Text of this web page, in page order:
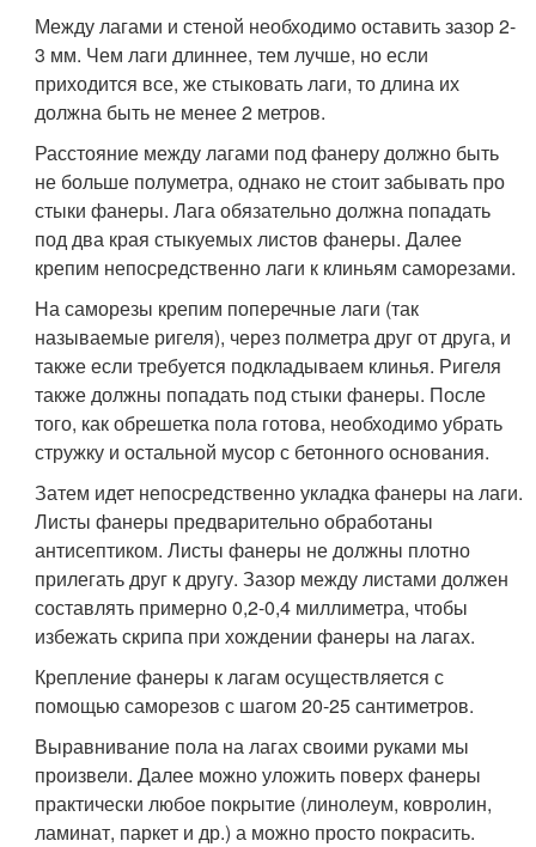
Между лагами и стеной необходимо оставить зазор 2-
3 мм. Чем лаги длиннее, тем лучше, но если
приходится все, же стыковать лаги, то длина их
должна быть не менее 2 метров.
Расстояние между лагами под фанеру должно быть
не больше полуметра, однако не стоит забывать про
стыки фанеры. Лага обязательно должна попадать
под два края стыкуемых листов фанеры. Далее
крепим непосредственно лаги к клиньям саморезами.
На саморезы крепим поперечные лаги (так
называемые ригеля), через полметра друг от друга, и
также если требуется подкладываем клинья. Ригеля
также должны попадать под стыки фанеры. После
того, как обрешетка пола готова, необходимо убрать
стружку и остальной мусор с бетонного основания.
Затем идет непосредственно укладка фанеры на лаги.
Листы фанеры предварительно обработаны
антисептиком. Листы фанеры не должны плотно
прилегать друг к другу. Зазор между листами должен
составлять примерно 0,2-0,4 миллиметра, чтобы
избежать скрипа при хождении фанеры на лагах.
Крепление фанеры к лагам осуществляется с
помощью саморезов с шагом 20-25 сантиметров.
Выравнивание пола на лагах своими руками мы
произвели. Далее можно уложить поверх фанеры
практически любое покрытие (линолеум, ковролин,
ламинат, паркет и др.) а можно просто покрасить.